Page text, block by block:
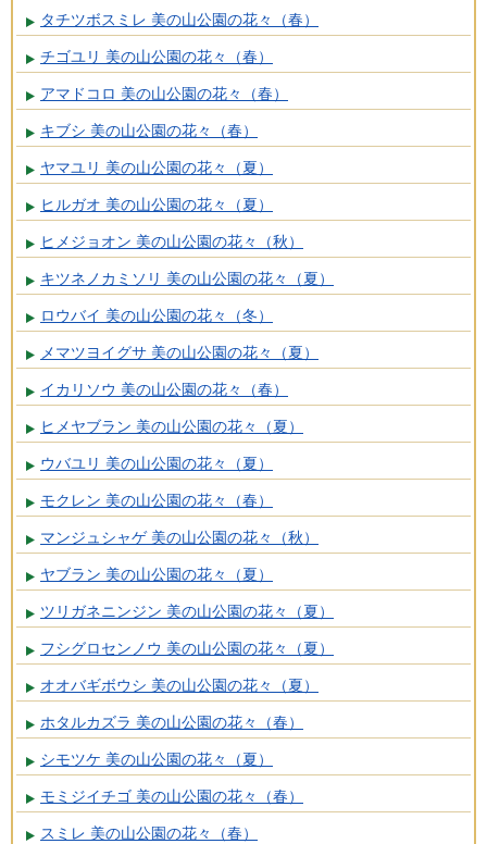
タチツボスミレ 美の山公園の花々（春）
チゴユリ 美の山公園の花々（春）
アマドコロ 美の山公園の花々（春）
キブシ 美の山公園の花々（春）
ヤマユリ 美の山公園の花々（夏）
ヒルガオ 美の山公園の花々（夏）
ヒメジョオン 美の山公園の花々（秋）
キツネノカミソリ 美の山公園の花々（夏）
ロウバイ 美の山公園の花々（冬）
メマツヨイグサ 美の山公園の花々（夏）
イカリソウ 美の山公園の花々（春）
ヒメヤブラン 美の山公園の花々（夏）
ウバユリ 美の山公園の花々（夏）
モクレン 美の山公園の花々（春）
マンジュシャゲ 美の山公園の花々（秋）
ヤブラン 美の山公園の花々（夏）
ツリガネニンジン 美の山公園の花々（夏）
フシグロセンノウ 美の山公園の花々（夏）
オオバギボウシ 美の山公園の花々（夏）
ホタルカズラ 美の山公園の花々（春）
シモツケ 美の山公園の花々（夏）
モミジイチゴ 美の山公園の花々（春）
スミレ 美の山公園の花々（春）